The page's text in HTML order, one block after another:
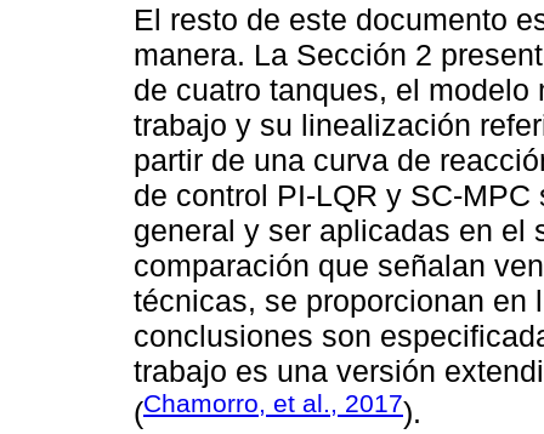
El resto de este documento
manera. La Sección 2
de cuatro tanques, el
trabajo y su linealización
partir de una curva de
de control PI-LQR y SC-
general y ser aplicadas en el
comparación que señalan
técnicas, se proporcionan en
conclusiones son
trabajo es una versión
(Chamorro, et al., 2017).